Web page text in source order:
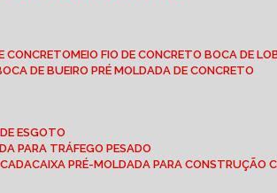
CONCRETO
MEIO FIO DE CONCRETO BOCA DE
BOCA DE BUEIRO PRÉ MOLDADA DE CONCRETO
ESGOTO
PARA TRÁFEGO PESADO
CAIXA PRÉ-MOLDADA PARA CONSTRUÇÃO